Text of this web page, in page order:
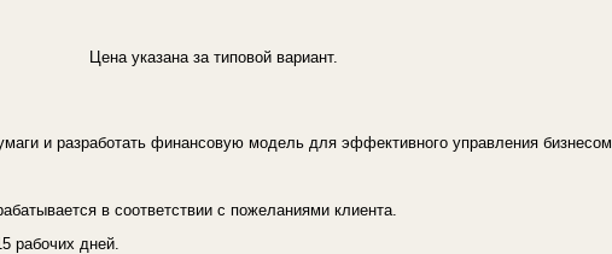
Цена указана за типовой вариант.
и разработать финансовую модель для эффективного управления бизнесом
в соответствии с пожеланиями клиента.
рабочих дней.